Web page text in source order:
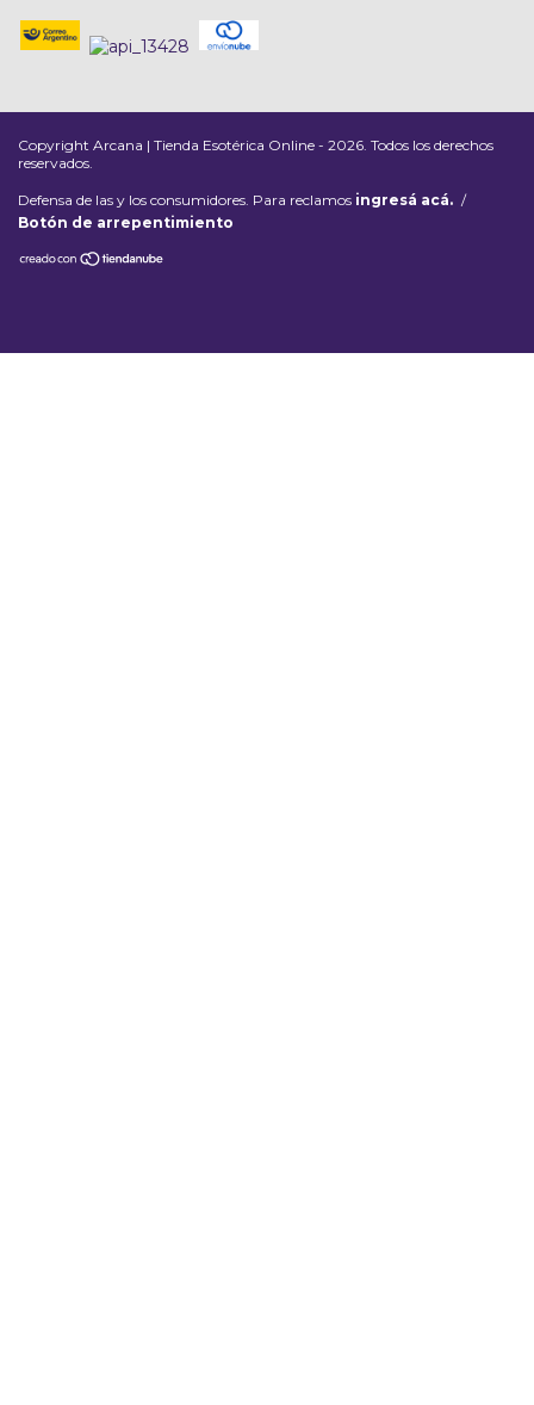
Copyright Arcana | Tienda Esotérica Online - 2026. Todos los derechos
reservados.
Defensa de las y los consumidores. Para reclamos ingresá acá. /
Botón de arrepentimiento